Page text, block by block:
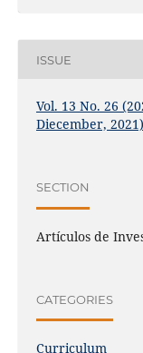
ISSUE
Vol. 13 No. 26
Diecember, 2021)
SECTION
Artículos de
CATEGORIES
Curriculum